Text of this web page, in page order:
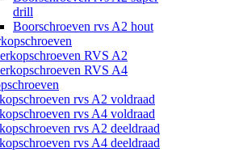
drill
Boorschroeven rvs A2 hout
RVS A2
RVS A4
rvs A2 voldraad
rvs A4 voldraad
rvs A2 deeldraad
rvs A4 deeldraad